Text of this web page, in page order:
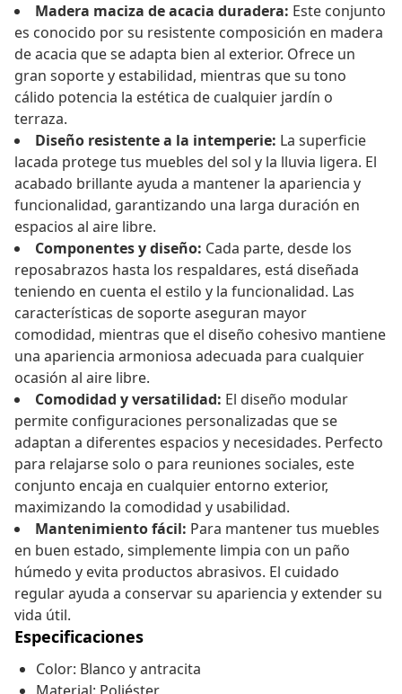
Madera maciza de acacia duradera: Este conjunto
es conocido por su resistente composición en madera
de acacia que se adapta bien al exterior. Ofrece un
gran soporte y estabilidad, mientras que su tono
cálido potencia la estética de cualquier jardín o
terraza.
Diseño resistente a la intemperie: La superficie
lacada protege tus muebles del sol y la lluvia ligera. El
acabado brillante ayuda a mantener la apariencia y
funcionalidad, garantizando una larga duración en
espacios al aire libre.
Componentes y diseño: Cada parte, desde los
reposabrazos hasta los respaldares, está diseñada
teniendo en cuenta el estilo y la funcionalidad. Las
características de soporte aseguran mayor
comodidad, mientras que el diseño cohesivo mantiene
una apariencia armoniosa adecuada para cualquier
ocasión al aire libre.
Comodidad y versatilidad: El diseño modular
permite configuraciones personalizadas que se
adaptan a diferentes espacios y necesidades. Perfecto
para relajarse solo o para reuniones sociales, este
conjunto encaja en cualquier entorno exterior,
maximizando la comodidad y usabilidad.
Mantenimiento fácil: Para mantener tus muebles
en buen estado, simplemente limpia con un paño
húmedo y evita productos abrasivos. El cuidado
regular ayuda a conservar su apariencia y extender su
vida útil.
Especificaciones
Color: Blanco y antracita